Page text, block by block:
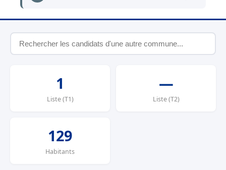
1
Liste (T1)
—
Liste (T2)
129
Habitants